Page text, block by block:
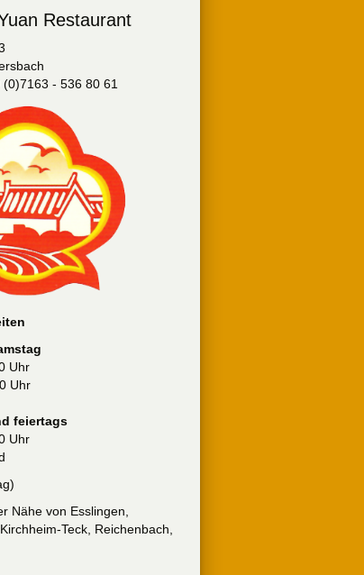
Restaurant
(0)7163 - 536 80 61
Uhr
Uhr
feiertags
Uhr
Nähe von Esslingen,
Teck, Reichenbach,